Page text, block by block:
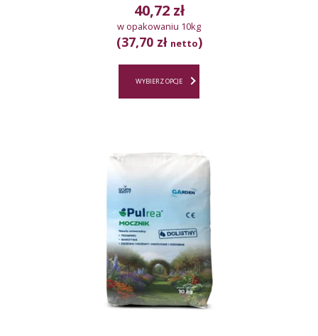
40,72 zł
w opakowaniu 10kg
(37,70 zł netto)
WYBIERZ OPCJE